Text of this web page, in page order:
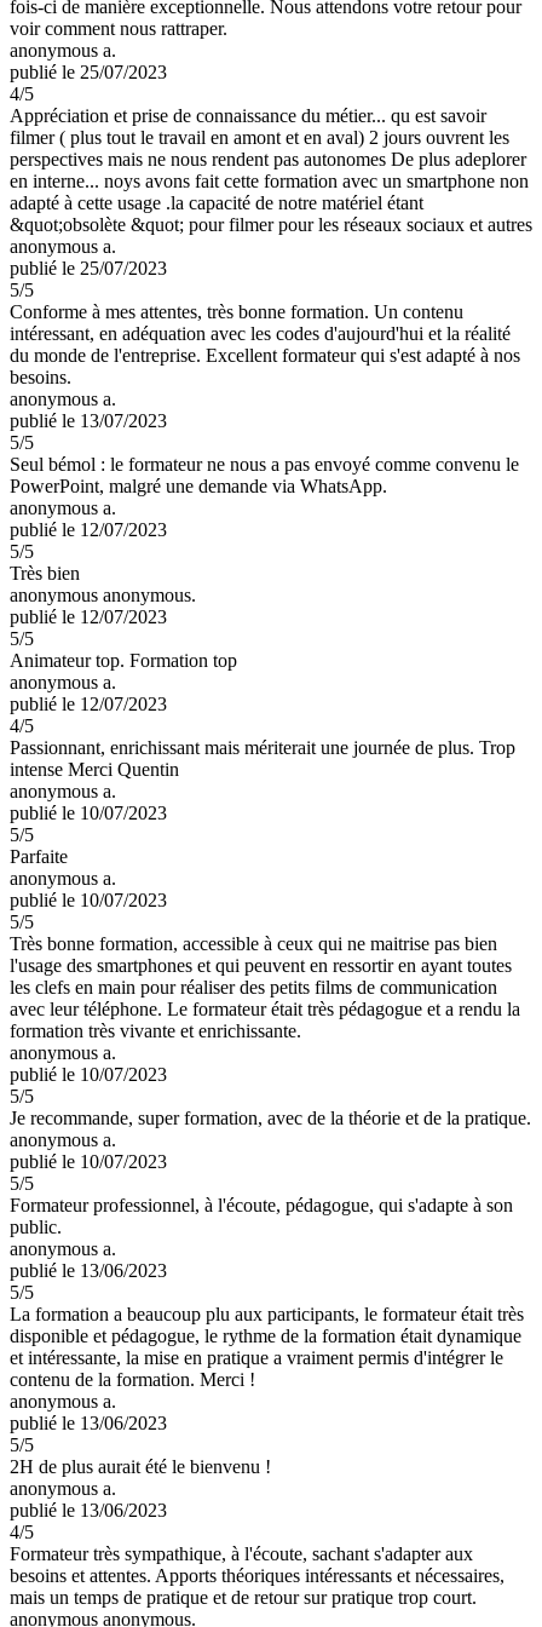
fois-ci de manière exceptionnelle. Nous attendons votre retour pour
voir comment nous rattraper.
anonymous a.
publié le 25/07/2023
4/5
Appréciation et prise de connaissance du métier... qu est savoir
filmer ( plus tout le travail en amont et en aval) 2 jours ouvrent les
perspectives mais ne nous rendent pas autonomes De plus adeplorer
en interne... noys avons fait cette formation avec un smartphone non
adapté à cette usage .la capacité de notre matériel étant
&quot;obsolète &quot; pour filmer pour les réseaux sociaux et autres
anonymous a.
publié le 25/07/2023
5/5
Conforme à mes attentes, très bonne formation. Un contenu
intéressant, en adéquation avec les codes d'aujourd'hui et la réalité
du monde de l'entreprise. Excellent formateur qui s'est adapté à nos
besoins.
anonymous a.
publié le 13/07/2023
5/5
Seul bémol : le formateur ne nous a pas envoyé comme convenu le
PowerPoint, malgré une demande via WhatsApp.
anonymous a.
publié le 12/07/2023
5/5
Très bien
anonymous anonymous.
publié le 12/07/2023
5/5
Animateur top. Formation top
anonymous a.
publié le 12/07/2023
4/5
Passionnant, enrichissant mais mériterait une journée de plus. Trop
intense Merci Quentin
anonymous a.
publié le 10/07/2023
5/5
Parfaite
anonymous a.
publié le 10/07/2023
5/5
Très bonne formation, accessible à ceux qui ne maitrise pas bien
l'usage des smartphones et qui peuvent en ressortir en ayant toutes
les clefs en main pour réaliser des petits films de communication
avec leur téléphone. Le formateur était très pédagogue et a rendu la
formation très vivante et enrichissante.
anonymous a.
publié le 10/07/2023
5/5
Je recommande, super formation, avec de la théorie et de la pratique.
anonymous a.
publié le 10/07/2023
5/5
Formateur professionnel, à l'écoute, pédagogue, qui s'adapte à son
public.
anonymous a.
publié le 13/06/2023
5/5
La formation a beaucoup plu aux participants, le formateur était très
disponible et pédagogue, le rythme de la formation était dynamique
et intéressante, la mise en pratique a vraiment permis d'intégrer le
contenu de la formation. Merci !
anonymous a.
publié le 13/06/2023
5/5
2H de plus aurait été le bienvenu !
anonymous a.
publié le 13/06/2023
4/5
Formateur très sympathique, à l'écoute, sachant s'adapter aux
besoins et attentes. Apports théoriques intéressants et nécessaires,
mais un temps de pratique et de retour sur pratique trop court.
anonymous anonymous.